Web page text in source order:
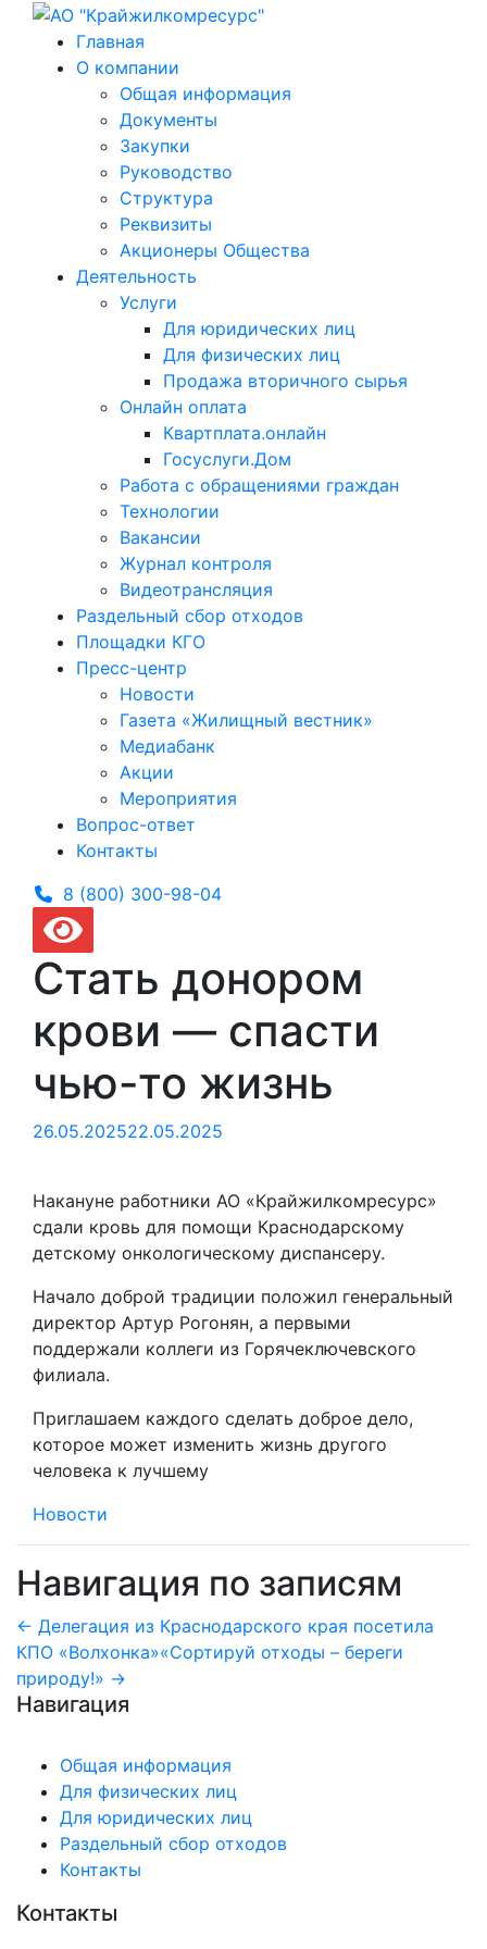
Главная
О компании
Общая информация
Документы
Закупки
Руководство
Структура
Реквизиты
Акционеры Общества
Деятельность
Услуги
Для юридических лиц
Для физических лиц
Продажа вторичного сырья
Онлайн оплата
Квартплата.онлайн
Госуслуги.Дом
Работа с обращениями граждан
Технологии
Вакансии
Журнал контроля
Видеотрансляция
Раздельный сбор отходов
Площадки КГО
Пресс-центр
Новости
Газета «Жилищный вестник»
Медиабанк
Акции
Мероприятия
Вопрос-ответ
Контакты
8 (800) 300-98-04
Стать донором
крови — спасти
чью-то жизнь
26.05.202522.05.2025
Накануне работники АО «Крайжилкомресурс»
сдали кровь для помощи Краснодарскому
детскому онкологическому диспансеру.
Начало доброй традиции положил генеральный
директор Артур Рогонян, а первыми
поддержали коллеги из Горячеключевского
филиала.
Приглашаем каждого сделать доброе дело,
которое может изменить жизнь другого
человека к лучшему
Новости
Навигация по записям
← Делегация из Краснодарского края посетила
КПО «Волхонка»«Сортируй отходы – береги
природу!» →
Навигация
Общая информация
Для физических лиц
Для юридических лиц
Раздельный сбор отходов
Контакты
Контакты